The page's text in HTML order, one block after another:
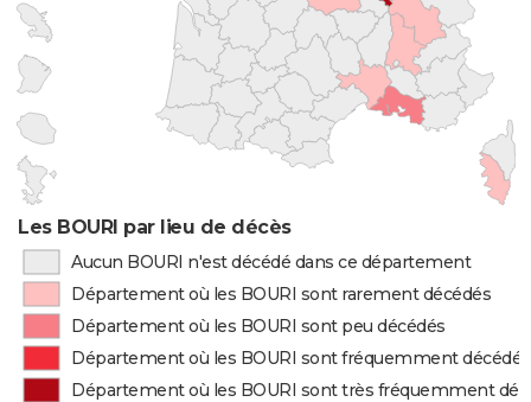
Les BOURI par lieu de décès
Aucun BOURI n'est décédé dans ce département
Département où les BOURI sont rarement décédés
Département où les BOURI sont peu décédés
Département où les BOURI sont fréquemment décédés
Département où les BOURI sont très fréquemment